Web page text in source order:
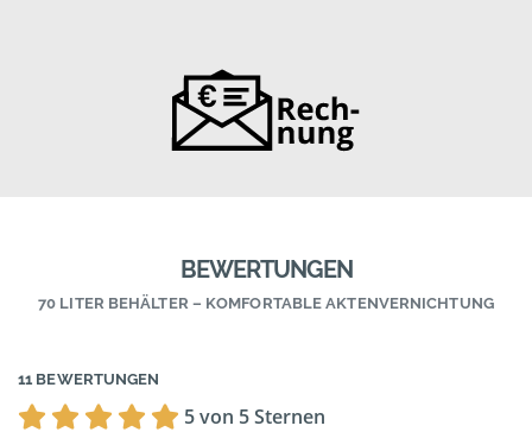
BEWERTUNGEN
70 LITER BEHÄLTER – KOMFORTABLE AKTENVERNICHTUNG
11 BEWERTUNGEN
5 von 5 Sternen